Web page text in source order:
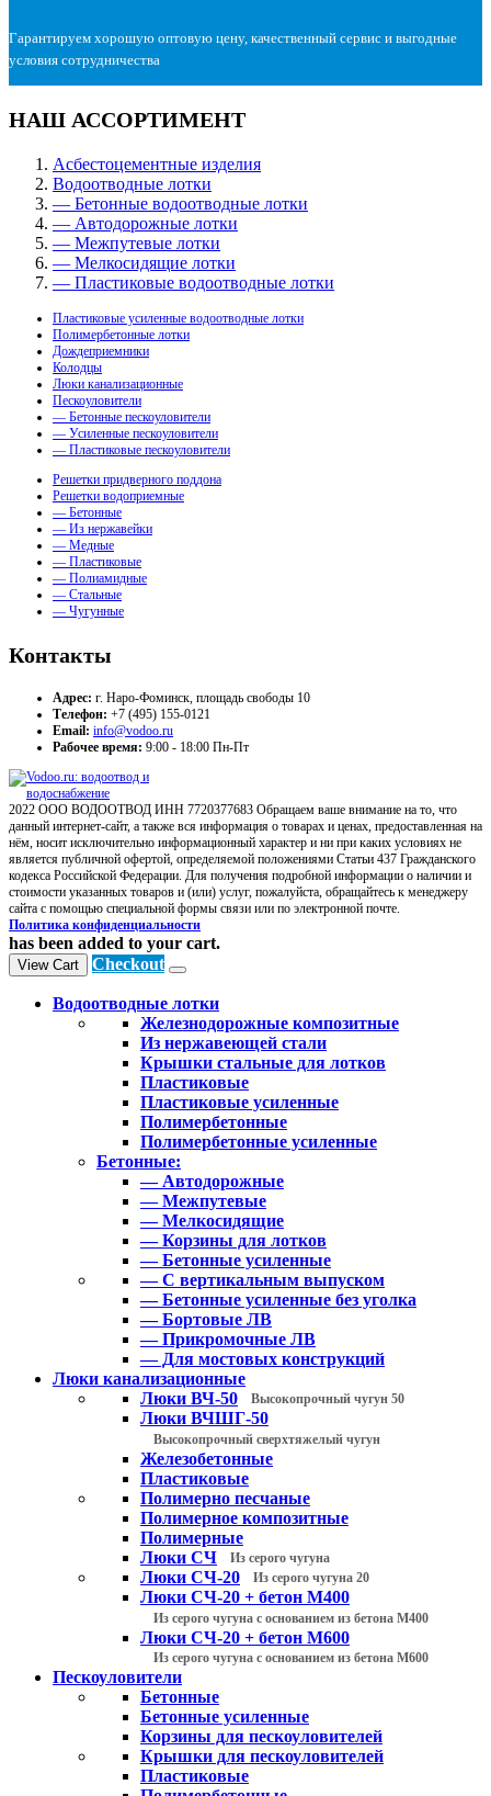
Гарантируем хорошую оптовую цену, качественный сервис и выгодные
условия сотрудничества
НАШ АССОРТИМЕНТ
Асбестоцементные изделия
Водоотводные лотки
— Бетонные водоотводные лотки
— Автодорожные лотки
— Межпутевые лотки
— Мелкосидящие лотки
— Пластиковые водоотводные лотки
Пластиковые усиленные водоотводные лотки
Полимербетонные лотки
Дождеприемники
Колодцы
Люки канализационные
Пескоуловители
— Бетонные пескоуловители
— Усиленные пескоуловители
— Пластиковые пескоуловители
Решетки придверного поддона
Решетки водоприемные
— Бетонные
— Из нержавейки
— Медные
— Пластиковые
— Полиамидные
— Стальные
— Чугунные
Контакты
Адрес: г. Наро-Фоминск, площадь свободы 10
Телефон: +7 (495) 155-0121
Email: info@vodoo.ru
Рабочее время: 9:00 - 18:00 Пн-Пт
2022 ООО ВОДООТВОД ИНН 7720377683 Обращаем ваше внимание на то, что
данный интернет-сайт, а также вся информация о товарах и ценах, предоставленная на
нём, носит исключительно информационный характер и ни при каких условиях не
является публичной офертой, определяемой положениями Статьи 437 Гражданского
кодекса Российской Федерации. Для получения подробной информации о наличии и
стоимости указанных товаров и (или) услуг, пожалуйста, обращайтесь к менеджеру
сайта с помощью специальной формы связи или по электронной почте.
Политика конфиденциальности
has been added to your cart.
View Cart Checkout
Водоотводные лотки
Железнодорожные композитные
Из нержавеющей стали
Крышки стальные для лотков
Пластиковые
Пластиковые усиленные
Полимербетонные
Полимербетонные усиленные
Бетонные:
— Автодорожные
— Межпутевые
— Мелкосидящие
— Корзины для лотков
— Бетонные усиленные
— С вертикальным выпуском
— Бетонные усиленные без уголка
— Бортовые ЛВ
— Прикромочные ЛВ
— Для мостовых конструкций
Люки канализационные
Люки ВЧ-50
Высокопрочный чугун 50
Люки ВЧШГ-50
Высокопрочный сверхтяжелый чугун
Железобетонные
Пластиковые
Полимерно песчаные
Полимерное композитные
Полимерные
Люки СЧ
Из серого чугуна
Люки СЧ-20 Из серого чугуна 20
Люки СЧ-20 + бетон М400
Из серого чугуна с основанием из бетона М400
Люки СЧ-20 + бетон М600
Из серого чугуна с основанием из бетона М600
Пескоуловители
Бетонные
Бетонные усиленные
Корзины для пескоуловителей
Крышки для пескоуловителей
Пластиковые